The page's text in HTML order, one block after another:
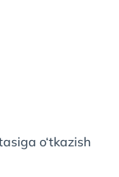
o‘tkazish